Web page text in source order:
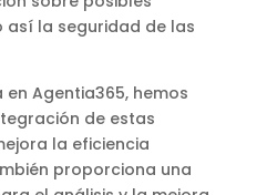
así la seguridad de las
en Agentia365, hemos
de estas
la eficiencia
proporciona una